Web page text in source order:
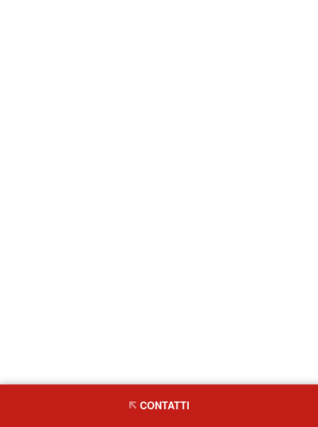
CONTATTI